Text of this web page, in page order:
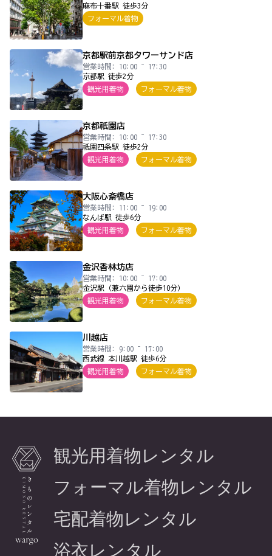
麻布十番駅 徒歩3分
フォーマル着物
京都駅前京都タワーサンド店
営業時間: 10:00 ~ 17:30
京都駅 徒歩2分
観光用着物
フォーマル着物
京都祇園店
営業時間: 10:00 ~ 17:30
祇園四条駅 徒歩2分
観光用着物
フォーマル着物
大阪心斎橋店
営業時間: 11:00 ~ 19:00
なんば駅 徒歩6分
観光用着物
フォーマル着物
金沢香林坊店
営業時間: 10:00 ~ 17:00
金沢駅（兼六園から徒歩10分）
観光用着物
フォーマル着物
川越店
営業時間: 9:00 ~ 17:00
西武線 本川越駅 徒歩6分
観光用着物
フォーマル着物
観光用着物レンタル
フォーマル着物レンタル
宅配着物レンタル
浴衣レンタル